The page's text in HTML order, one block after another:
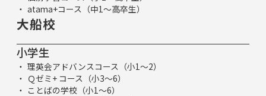
atama+コース（中1～高卒生）
大船校
小学生
理英会アドバンスコース（小1～2）
Ｑゼミ+ コース（小3～6）
ことばの学校（小1～6）